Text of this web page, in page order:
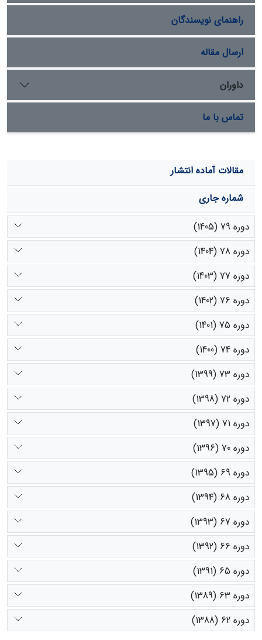
سال میزان خطاهای نسبی به ترتیب 03/1 و 79/0 می‌باشد.
این امر بیانگر این است که در منطقه مورد مطالعه روش
هیبرید برای دوره بازگشت‌های 20 تا 50 سال مناسب است.
راهنمای نویسندگان
ارسال مقاله
داوران
تماس با ما
مقالات آماده انتشار
شماره جاری
دوره 79 (1405)
دوره 78 (1404)
دوره 77 (1403)
دوره 76 (1402)
دوره 75 (1401)
دوره 74 (1400)
دوره 73 (1399)
دوره 72 (1398)
دوره 71 (1397)
دوره 70 (1396)
دوره 69 (1395)
دوره 68 (1394)
دوره 67 (1393)
دوره 66 (1392)
دوره 65 (1391)
دوره 63 (1389)
دوره 62 (1388)